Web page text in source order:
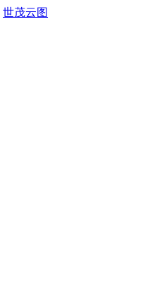
世茂云图